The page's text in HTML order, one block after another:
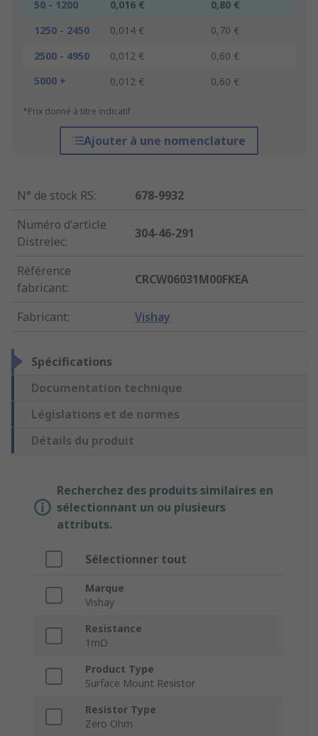
50 - 1200 0,016 €
0,80 €
1250 - 2450
0,014 €
0,70 €
2500 - 4950
0,012 €
0,60 €
5000 +
0,012 € 0,60 €
*Prix donné à titre indicatif
Ajouter à une nomenclature
N° de stock RS:
678-9932
Numéro d'article
Distrelec:
304-46-291
Référence
fabricant:
CRCW06031M00FKEA
Fabricant: Vishay
Spécifications
Documentation technique
Législations et de normes
Détails du produit
Recherchez des produits similaires en
sélectionnant un ou plusieurs
attributs.
Sélectionner tout
Marque
Vishay
Resistance
1mΩ
Product Type
Surface Mount Resistor
Resistor Type
Zero Ohm